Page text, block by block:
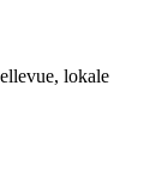
lokale